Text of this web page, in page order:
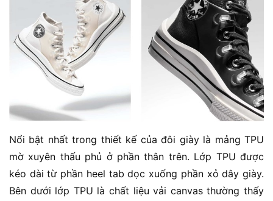
Nổi bật nhất trong thiết kế của đôi giày là mảng TPU
mờ xuyên thấu phủ ở phần thân trên. Lớp TPU được
kéo dài từ phần heel tab dọc xuống phần xỏ dây giày.
Bên dưới lớp TPU là chất liệu vải canvas thường thấy